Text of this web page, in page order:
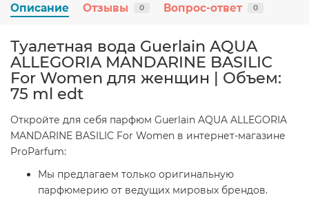
Описание Отзывы 0 Вопрос-ответ 0
Туалетная вода Guerlain AQUA
ALLEGORIA MANDARINE BASILIC
For Women для женщин | Объем:
75 ml edt
Откройте для себя парфюм Guerlain AQUA ALLEGORIA
MANDARINE BASILIC For Women в интернет-магазине
ProParfum:
Мы предлагаем только оригинальную
парфюмерию от ведущих мировых брендов.